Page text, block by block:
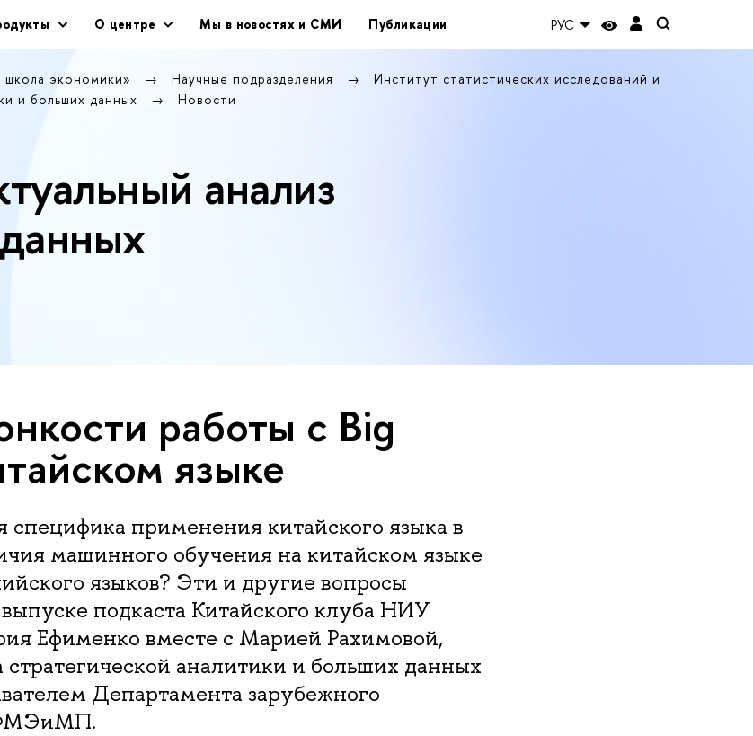
О центре Мы в новостях и СМИ Публикации РУС
школа экономики» Научные подразделения
Институт статистических исследований и
и больших данных Новости
анализ
работы с Big
языке
специфика применения китайского языка в
машинного обучения на китайском языке
языков? Эти и другие вопросы
подкаста Китайского клуба НИУ
Ефименко вместе с Марией Рахимовой,
аналитики и больших данных
Департамента зарубежного
ФМЭиМП.